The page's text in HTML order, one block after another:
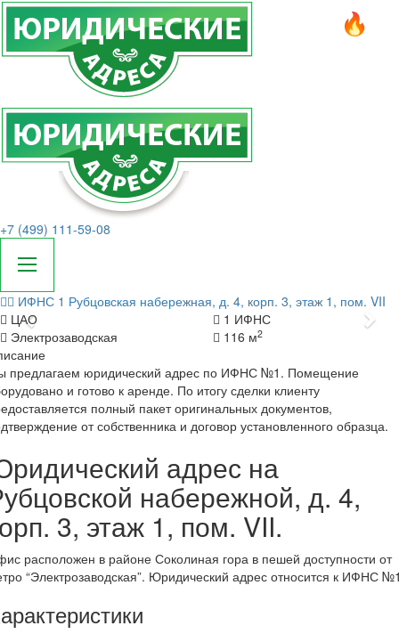
+7 (499) 111-59-08
ИФНС 1 Рубцовская набережная, д. 4, корп. 3, этаж 1, пом. VII
Назад
ЦАО
1 ИФНС
Электрозаводская
116 м2
предлагаем юридический адрес по ИФНС №1. Помещение
и готово к аренде. По итогу сделки клиенту
полный пакет оригинальных документов,
от собственника и договор установленного образца.
адрес на
набережной, д. 4,
3, этаж 1, пом. VII.
расположен в районе Соколиная гора в пешей доступности от
“Электрозаводская”. Юридический адрес относится к ИФНС